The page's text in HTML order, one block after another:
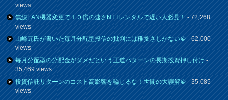
views
無線LAN機器変更で１０倍の速さNTTレンタルで遅い人必見！- 72,268
views
山崎元氏が書いた毎月分配型投信の批判には稚拙さしかない＠- 62,000
views
毎月分配型の分配金がダメだという王道パターンの長期投資押し付け-
35,469 views
投資信託リターンのコスト高影響を論じるな！世間の大誤解＠- 35,085
views